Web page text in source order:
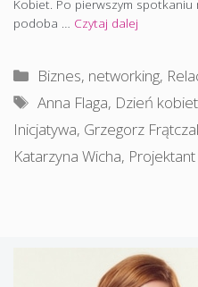
Kobiet. Po pierwszym spotkaniu
podoba … Czytaj dalej
Kategorie
Biznes, networking,
Tagi
Anna Flaga, Dzień
Inicjatywa, Grzegorz
Katarzyna Wicha,